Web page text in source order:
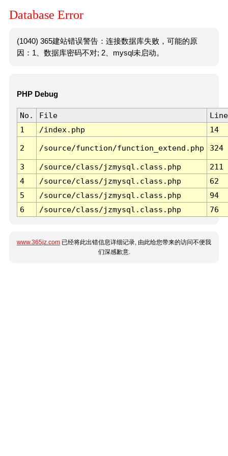
Database Error
(1040) 365建站错误警告：连接数据库失败，可能的原
因：1、数据库密码不对; 2、mysql未启动。
PHP Debug
No. File
Line
1
/index.php 14
2 /source/function/function_extend.php 324
3 /source/class/jzmysql.class.php
211
4
/source/class/jzmysql.class.php
62
5
/source/class/jzmysql.class.php
94
6
/source/class/jzmysql.class.php 76
www.365jz.com 已经将此出错信息详细记录, 由此给您带来的访问不便我
们深感歉意.